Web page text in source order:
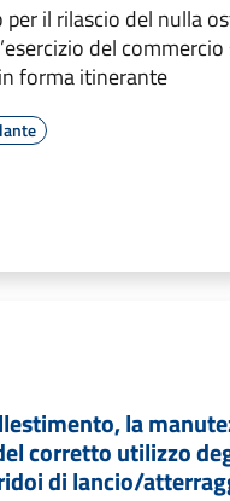
il rilascio del nulla
del commercio
forma itinerante
la
corretto utilizzo
di lancio/